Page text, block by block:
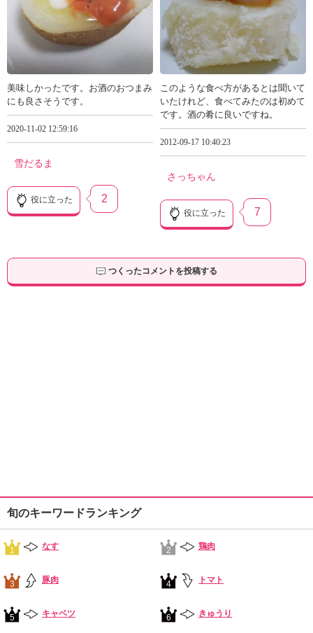
美味しかったです。お酒のおつまみ
にも良さそうです。
2020-11-02 12:59:16
雪だるま
役に立った 2
このような食べ方があるとは聞いて
いたけれど、食べてみたのは初めて
です。酒の肴に良いですね。
2012-09-17 10:40:23
さっちゃん
役に立った 7
つくったコメントを投稿する
旬のキーワードランキング
1 なす 2 鶏肉
3 豚肉 4 トマト
5 キャベツ 6 きゅうり